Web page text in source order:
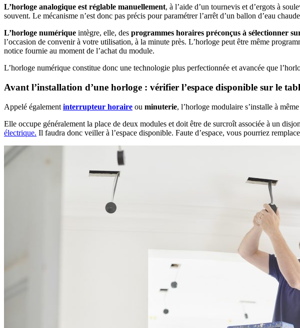
L’horloge analogique est réglable manuellement, à l’aide d’un tournevis et d’ergots à
souvent. Le mécanisme n’est donc pas précis pour paramétrer l’arrêt d’un ballon d’eau
L’horloge numérique intègre, elle, des programmes horaires préconçus à sélectionner
l’occasion de convenir à votre utilisation, à la minute près. L’horloge peut être même
notice fournie au moment de l’achat du module.
L’horloge numérique constitue donc une technologie plus perfectionnée et avancée que
Avant l’installation d’une horloge : vérifier l’espace disponible sur le
Appelé également interrupteur horaire ou minuterie, l’horloge modulaire s’installe à
Elle occupe généralement la place de deux modules et doit être de surcroît associée à un
électrique. Il faudra donc veiller à l’espace disponible. Faute d’espace, vous pourriez